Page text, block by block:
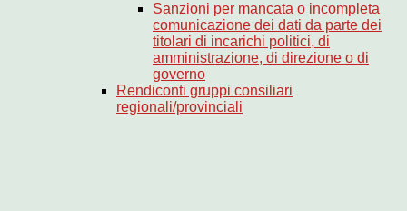
Sanzioni per mancata o incompleta
comunicazione dei dati da parte dei
titolari di incarichi politici, di
amministrazione, di direzione o di
governo
Rendiconti gruppi consiliari
regionali/provinciali